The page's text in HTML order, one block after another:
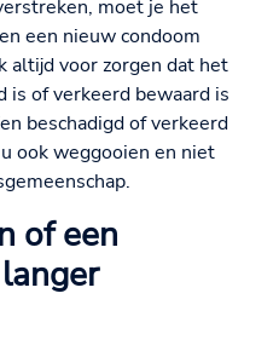
moet je het
een nieuw condoom
altijd voor zorgen dat het
is of verkeerd bewaard is
beschadigd of verkeerd
ook weggooien en niet
of een